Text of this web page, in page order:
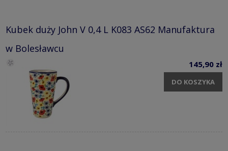
Kubek duży John V 0,4 L K083 AS62 Manufaktura
w Bolesławcu
145,90 zł
DO KOSZYKA